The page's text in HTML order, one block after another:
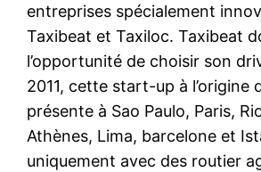
entreprises spécialement
Taxibeat et Taxiloc. Taxibeat
l’opportunité de choisir son
2011, cette start-up à l’origine
présente à Sao Paulo, Paris,
Athènes, Lima, barcelone et
uniquement avec des routier